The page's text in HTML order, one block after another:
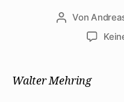
Beitragsautor
Von
Walter Mehring